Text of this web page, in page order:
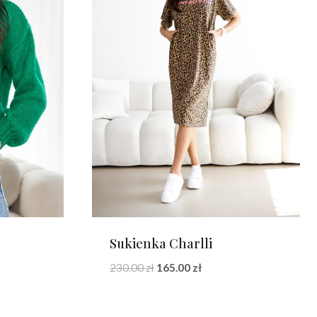
Sukienka Charlli
230.00zł Pierwotna
165.00 złAktualna